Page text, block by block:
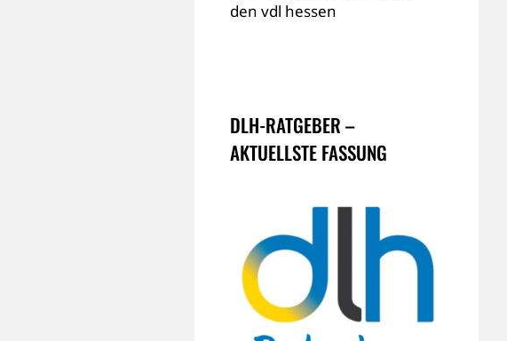
den vdl hessen
DLH-RATGEBER –
AKTUELLSTE FASSUNG